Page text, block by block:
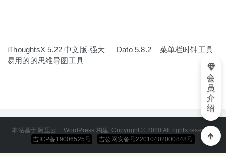
iThoughtsX 5.22 中文版-强大
易用的的思维导图工具
Dato 5.8.2 – 菜单栏时钟工具
本站基于 阿里云 + WordPress 构建. Copyright © 2020 All rights reserved
吉ICP备19006525号
吉公网安备号22010402000848号
会
员
介
绍